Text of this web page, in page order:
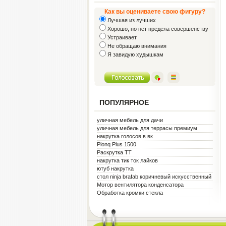
Как вы оцениваете свою фигуру?
Лучшая из лучших
Хорошо, но нет предела совершенству
Устраивает
Не обращаю внимания
Я завидую худышкам
ПОПУЛЯРНОЕ
уличная мебель для дачи
уличная мебель для террасы премиум
металл белая
накрутка голосов в вк
Plonq Plus 1500
Раскрутка ТТ
накрутка тик ток лайков
ютуб накрутка
стол ninja brafab коричневый искусственный
ротанг
Мотор вентилятора конденсатора
Обработка кромки стекла